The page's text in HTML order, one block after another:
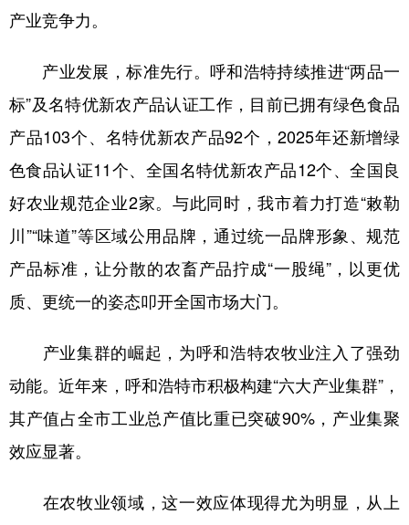
Deutsch
产业竞争力。
产业发展，标准先行。呼和浩特持续推进“两品一
标”及名特优新农产品认证工作，目前已拥有绿色食品
产品103个、名特优新农产品92个，2025年还新增绿
色食品认证11个、全国名特优新农产品12个、全国良
好农业规范企业2家。与此同时，我市着力打造“敕勒
川”“味道”等区域公用品牌，通过统一品牌形象、规范
产品标准，让分散的农畜产品拧成“一股绳”，以更优
质、更统一的姿态叩开全国市场大门。
产业集群的崛起，为呼和浩特农牧业注入了强劲
动能。近年来，呼和浩特市积极构建“六大产业集群”，
其产值占全市工业总产值比重已突破90%，产业集聚
效应显著。
在农牧业领域，这一效应体现得尤为明显，从上